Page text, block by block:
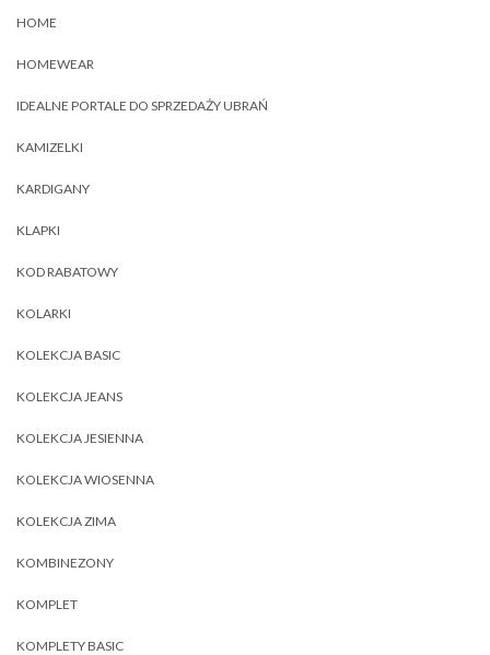
HOME
HOMEWEAR
IDEALNE PORTALE DO SPRZEDAŻY UBRAŃ
KAMIZELKI
KARDIGANY
KLAPKI
KOD RABATOWY
KOLARKI
KOLEKCJA BASIC
KOLEKCJA JEANS
KOLEKCJA JESIENNA
KOLEKCJA WIOSENNA
KOLEKCJA ZIMA
KOMBINEZONY
KOMPLET
KOMPLETY BASIC